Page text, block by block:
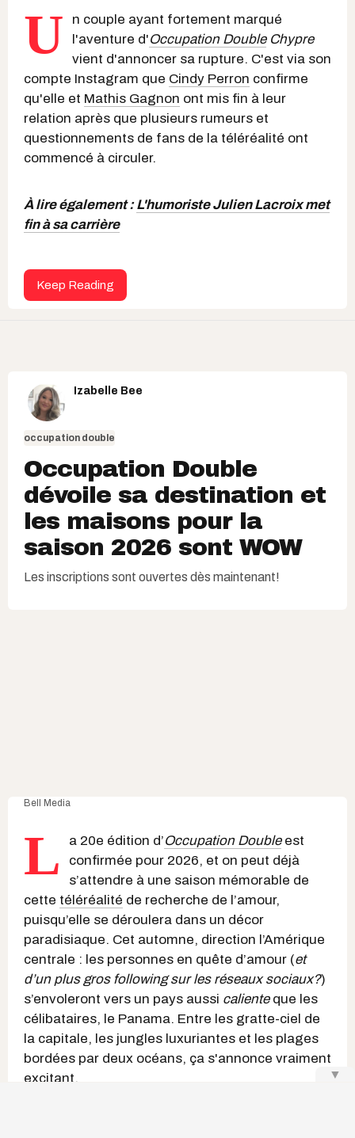
U
n couple ayant fortement marqué
l'aventure d'Occupation DoubleChypre
vient d'annoncer sa rupture. C'est via son
compte Instagram que Cindy Perron confirme
qu'elle et Mathis Gagnon ont mis fin à leur
relation après que plusieurs rumeurs et
questionnements de fans de la téléréalité ont
commencé à circuler.
À lire également :L'humoriste Julien Lacroix met
fin à sa carrière
Keep Reading
Izabelle Bee
occupation double
Occupation Double
dévoile sa destination et
les maisons pour la
saison 2026 sont WOW
Les inscriptions sont ouvertes dès maintenant!
Bell Media
L a 20e édition d’Occupation Doubleest
confirmée pour 2026, et on peut déjà
s’attendre à une saison mémorable de
cette téléréalité de recherche de l’amour,
puisqu’elle se déroulera dans un décor
paradisiaque. Cet automne, direction l’Amérique
centrale : les personnes en quête d’amour (et
d’un plus gros followingsur les réseaux sociaux?)
s’envoleront vers un pays aussi calienteque les
célibataires, le Panama. Entre les gratte-ciel de
la capitale, les jungles luxuriantes et les plages
bordées par deux océans, ça s'annonce vraiment
excitant.
▼